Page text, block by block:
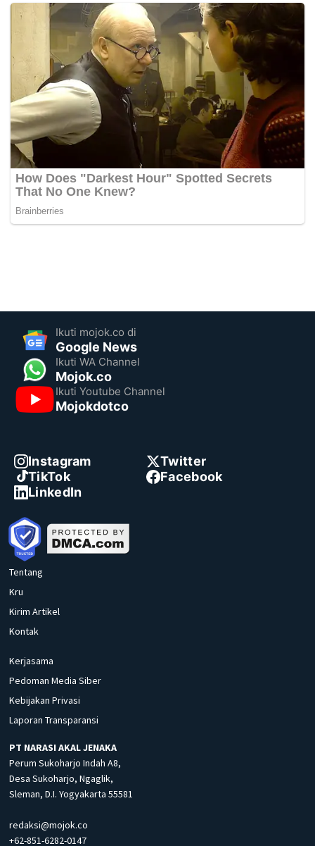
Ikuti mojok.co di
Google News
Ikuti WA Channel
Mojok.co
Ikuti Youtube Channel
Mojokdotco
Instagram
Twitter
TikTok
Facebook
LinkedIn
Tentang
Kru
Kirim Artikel
Kontak
Kerjasama
Pedoman Media Siber
Kebijakan Privasi
Laporan Transparansi
PT NARASI AKAL JENAKA
Perum Sukoharjo Indah A8,
Desa Sukoharjo, Ngaglik,
Sleman, D.I. Yogyakarta 55581
redaksi@mojok.co
+62-851-6282-0147